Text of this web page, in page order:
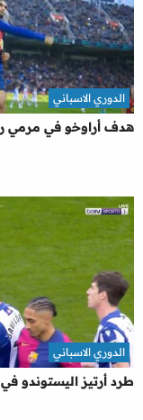
هدف أراوخو في مرمي
الدوري الاسباني
طرد أرتيز اليستوندو
الدوري الاسباني